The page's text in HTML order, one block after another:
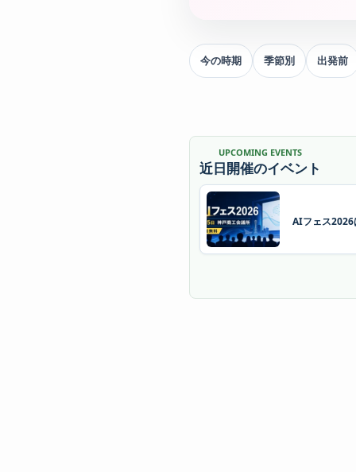
今の時期 季節別 出発前
UPCOMING EVENTS
近日開催のイベント
AIフェス2026